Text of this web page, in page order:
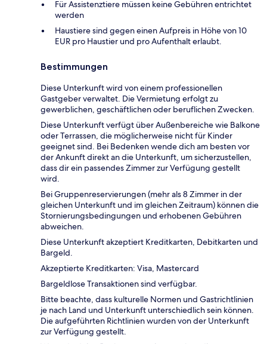
Für Assistenztiere müssen keine Gebühren entrichtet
werden
Haustiere sind gegen einen Aufpreis in Höhe von 10
EUR pro Haustier und pro Aufenthalt erlaubt.
Bestimmungen
Diese Unterkunft wird von einem professionellen
Gastgeber verwaltet. Die Vermietung erfolgt zu
gewerblichen, geschäftlichen oder beruflichen Zwecken.
Diese Unterkunft verfügt über Außenbereiche wie Balkone
oder Terrassen, die möglicherweise nicht für Kinder
geeignet sind. Bei Bedenken wende dich am besten vor
der Ankunft direkt an die Unterkunft, um sicherzustellen,
dass dir ein passendes Zimmer zur Verfügung gestellt
wird.
Bei Gruppenreservierungen (mehr als 8 Zimmer in der
gleichen Unterkunft und im gleichen Zeitraum) können die
Stornierungsbedingungen und erhobenen Gebühren
abweichen.
Diese Unterkunft akzeptiert Kreditkarten, Debitkarten und
Bargeld.
Akzeptierte Kreditkarten: Visa, Mastercard
Bargeldlose Transaktionen sind verfügbar.
Bitte beachte, dass kulturelle Normen und Gastrichtlinien
je nach Land und Unterkunft unterschiedlich sein können.
Die aufgeführten Richtlinien wurden von der Unterkunft
zur Verfügung gestellt.